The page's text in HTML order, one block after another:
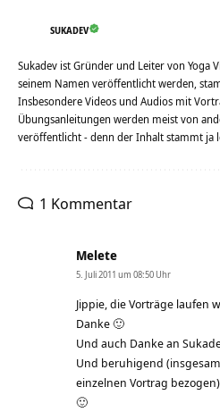
SUKADEV
Sukadev ist Gründer und Leiter von Yoga
seinem Namen veröffentlicht werden,
Insbesondere Videos und Audios mit
Übungsanleitungen werden meist von
veröffentlicht - denn der Inhalt stammt ja
1 Kommentar
Melete
5. Juli 2011 um 08:50 Uhr
Jippie, die Vorträge laufen
Danke 🙂
Und auch Danke an
Und beruhigend
einzelnen Vortrag
🙂